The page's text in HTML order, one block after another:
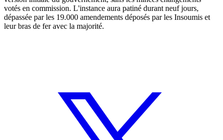
votés en commission. L'instance aura patiné durant neuf jours,
dépassée par les 19.000 amendements déposés par les Insoumis et
leur bras de fer avec la majorité.